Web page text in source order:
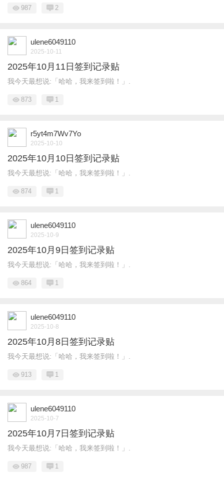
987 2
ulene6049110
2025-10-11
2025年10月11日签到记录贴
我今天最想说:「哈哈，我来签到啦！」.
873 1
r5yt4m7Wv7Yo
2025-10-10
2025年10月10日签到记录贴
我今天最想说:「哈哈，我来签到啦！」.
874 1
ulene6049110
2025-10-9
2025年10月9日签到记录贴
我今天最想说:「哈哈，我来签到啦！」.
864 1
ulene6049110
2025-10-8
2025年10月8日签到记录贴
我今天最想说:「哈哈，我来签到啦！」.
913 1
ulene6049110
2025-10-7
2025年10月7日签到记录贴
我今天最想说:「哈哈，我来签到啦！」.
987 1